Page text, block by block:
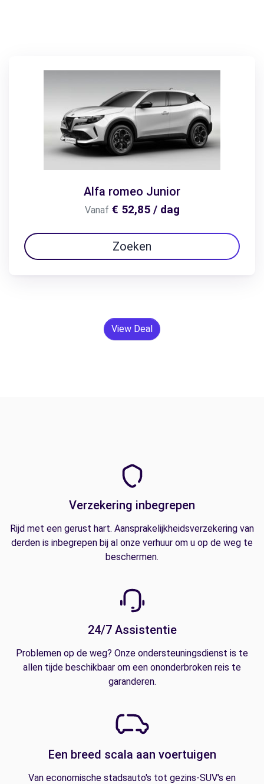
Alfa romeo Junior
Vanaf € 52,85 / dag
Zoeken
View Deal
Verzekering inbegrepen
Rijd met een gerust hart. Aansprakelijkheidsverzekering van
derden is inbegrepen bij al onze verhuur om u op de weg te
beschermen.
24/7 Assistentie
Problemen op de weg? Onze ondersteuningsdienst is te
allen tijde beschikbaar om een ononderbroken reis te
garanderen.
Een breed scala aan voertuigen
Van economische stadsauto's tot gezins-SUV's en